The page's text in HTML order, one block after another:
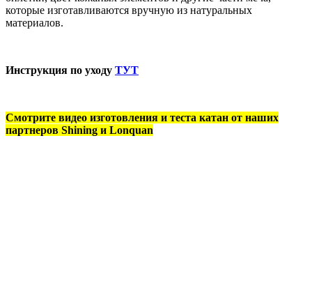
которые изготавливаются вручную из натуральных
материалов.
Инструкция по уходу ТУТ
Смотрите видео изготовления и теста катан от наших
партнеров Shining и Lonquan